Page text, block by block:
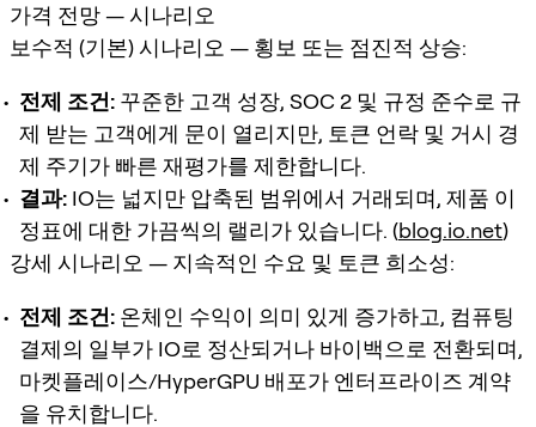
가격 전망 — 시나리오
보수적 (기본) 시나리오 — 횡보 또는 점진적 상승:
전제 조건: 꾸준한 고객 성장, SOC 2 및 규정 준수로 규
제 받는 고객에게 문이 열리지만, 토큰 언락 및 거시 경
제 주기가 빠른 재평가를 제한합니다.
결과: IO는 넓지만 압축된 범위에서 거래되며, 제품 이
정표에 대한 가끔씩의 랠리가 있습니다. (blog.io.net)
강세 시나리오 — 지속적인 수요 및 토큰 희소성:
전제 조건: 온체인 수익이 의미 있게 증가하고, 컴퓨팅
결제의 일부가 IO로 정산되거나 바이백으로 전환되며,
마켓플레이스/HyperGPU 배포가 엔터프라이즈 계약
을 유치합니다.